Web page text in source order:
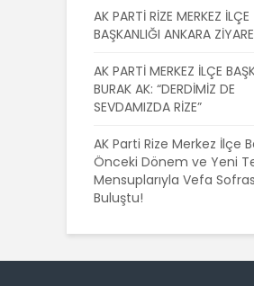
AK PARTİ RİZE MERKEZ İLÇE
BAŞKANLIĞI ANKARA
AK PARTİ MERKEZ İLÇE
BURAK AK: “DERDİMİZ DE
SEVDAMIZDA RİZE”
AK Parti Rize Merkez İlçe
Önceki Dönem ve Yeni
Mensuplarıyla Vefa
Buluştu!